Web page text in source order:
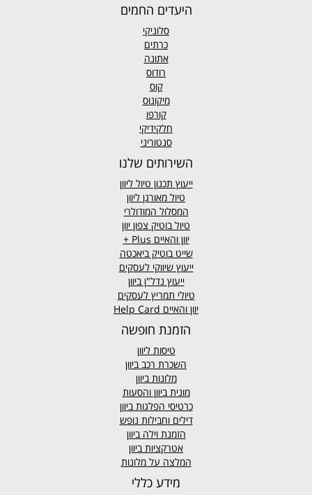
היעדים החמים
סלוניקי
כרתים
אתונה
רודוס
קוס
מיקונוס
קורפו
חלקידיקי
סנטוריני
השירותים שלנו
ייעוץ תכנון טיול ליוון
טיול מאורגן ליוון
המסלול המודולרי
טיול בוטיק צפון יוון
יוון והאיים Plus +
שייט בוטיק ביאכטה
ייעוץ שיווקי לעסקים
ייעוץ נדל"ן ביוון
טיולי תמריץ לעסקים
יוון והאיים Help Card
הזמנת חופשה
טיסות ליוון
השכרת רכב ביוון
מלונות ביוון
מונית ביוון והסעות
כרטיסי הפלגות ביוון
דילים וחבילות נופש
הזמנת וילה ביוון
אטרקציות ביוון
המלצה על מלונות
מידע כללי